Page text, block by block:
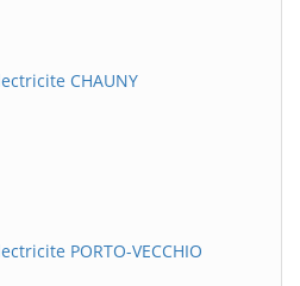
CHAUNY
PORTO-VECCHIO